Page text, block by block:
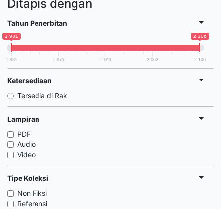
Ditapis dengan
Tahun Penerbitan
1 931 2 106
1 931 1 975 2 019 2 062 2 106
Ketersediaan
Tersedia di Rak
Lampiran
PDF
Audio
Video
Tipe Koleksi
Non Fiksi
Referensi